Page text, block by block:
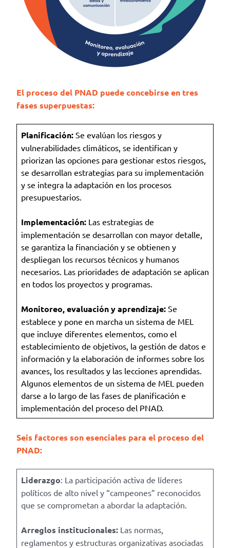
El proceso del PNAD puede concebirse en tres
fases superpuestas:
Planificación: Se evalúan los riesgos y
vulnerabilidades climáticos, se identifican y
priorizan las opciones para gestionar estos riesgos,
se desarrollan estrategias para su implementación
y se integra la adaptación en los procesos
presupuestarios.
Implementación: Las estrategias de
implementación se desarrollan con mayor detalle,
se garantiza la financiación y se obtienen y
despliegan los recursos técnicos y humanos
necesarios. Las prioridades de adaptación se aplican
en todos los proyectos y programas.
Monitoreo, evaluación y aprendizaje: Se
establece y pone en marcha un sistema de MEL
que incluye diferentes elementos, como el
establecimiento de objetivos, la gestión de datos e
información y la elaboración de informes sobre los
avances, los resultados y las lecciones aprendidas.
Algunos elementos de un sistema de MEL pueden
darse a lo largo de las fases de planificación e
implementación del proceso del PNAD.
Seis factores son esenciales para el proceso del
PNAD:
Liderazgo: La participación activa de líderes
políticos de alto nivel y “campeones” reconocidos
que se comprometan a abordar la adaptación.
Arreglos institucionales: Las normas,
reglamentos y estructuras organizativas asociadas